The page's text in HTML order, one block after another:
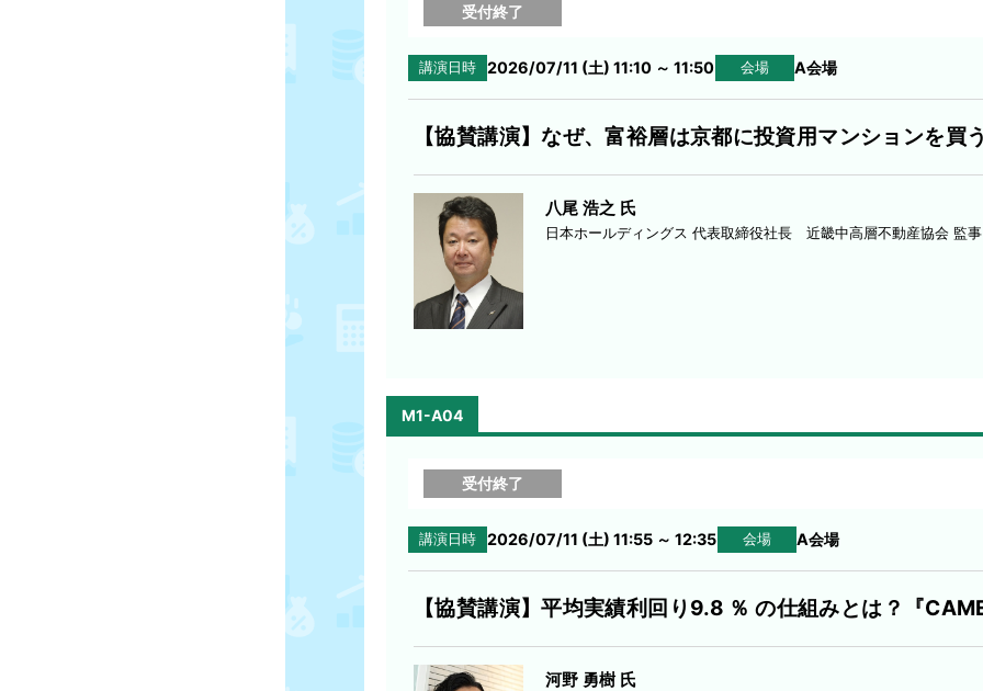
受付終了
講演日時 2026/07/11 (土) 11:10 ～11:50 会場 A会場
【協賛講演】なぜ、富裕層は京都に投資用マンションを買
八尾 浩之 氏
日本ホールディングス 代表取締役社長 近畿中高層不動産協会 監事
M1-A04
受付終了
講演日時 2026/07/11 (土) 11:55 ～12:35 会場 A会場
【協賛講演】平均実績利回り9.8 ％ の仕組みとは？『
河野 勇樹 氏